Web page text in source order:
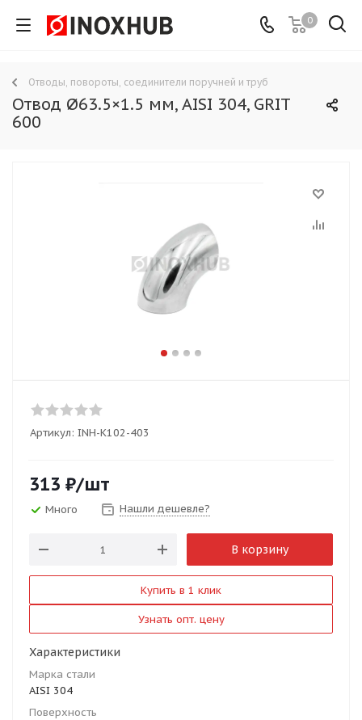
0
Отводы, повороты, соединители поручней и труб
Отвод Ø63.5×1.5 мм, AISI 304, GRIT
600
Артикул: INH-K102-403
313 ₽/шт
Много Нашли дешевле?
В корзину
Купить в 1 клик
Узнать опт. цену
Характеристики
Марка стали
AISI 304
Поверхность